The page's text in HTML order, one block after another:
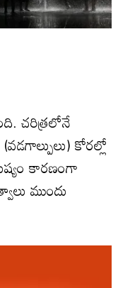
చరిత్రలోనే
కోరల్లో
కారణంగా
ముందు